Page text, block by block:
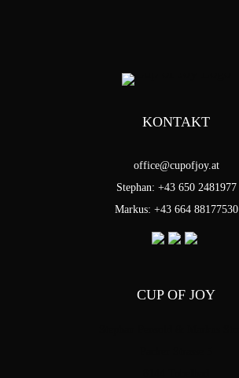
KONTAKT
office@cupofjoy.at
Stephan: +43 650 2481977
Markus: +43 664 88177530
CUP OF JOY